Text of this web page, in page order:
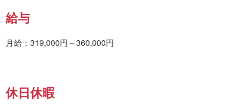
給与
月給：319,000円～360,000円
休日休暇